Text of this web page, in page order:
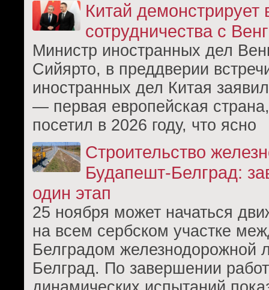
Китай демонстрирует
сотрудничества с
Министр иностранных дел
Сийярто, в преддверии
иностранных дел Китая
— первая европейская
посетил в 2026 году, что ясно
Строительство
Будапешт-Белград:
один этап
25 ноября может начаться
на всем сербском участке
Белградом железнодорожной
Белград. По завершении